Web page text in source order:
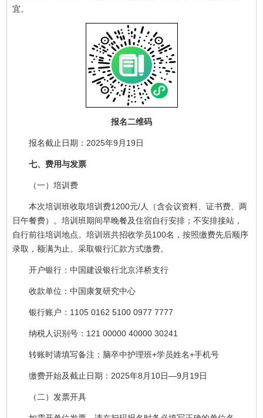
宜。
报名二维码
报名截止日期：2025年9月19日
七、费用与发票
（一）培训费
本次培训班收取培训费1200元/人（含会议资料、证书费、两
日午餐费）。培训班期间早晚餐及住宿自行安排；不安排接站，
自行前往培训地点。培训班共招收学员100名，按照缴费先后顺序
录取，额满为止。采取银行汇款方式缴费。
开户银行：中国建设银行北京洋桥支行
收款单位：中国康复研究中心
银行账户：1105 0162 5100 0977 7777
纳税人识别号：121 00000 40000 30241
转账时请填写备注：脑卒中护理班+学员姓名+手机号
缴费开始及截止日期：2025年8月10日—9月19日
（二）发票开具